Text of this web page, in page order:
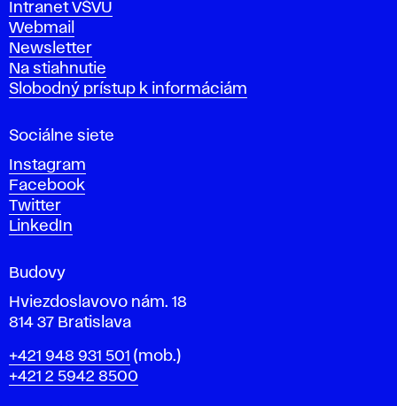
ý
t
v
a
r
ý
c
h
u
m
e
í
v
r
a
Intranet VŠVU
Webmail
Newsletter
Na stiahnutie
Slobodný prístup k informáciám
Sociálne siete
Instagram
Facebook
Twitter
LinkedIn
Budovy
Hviezdoslavovo nám. 18
814 37 Bratislava
Telefón
+421 948 931 501 (mob.)
+421 2 5942 8500